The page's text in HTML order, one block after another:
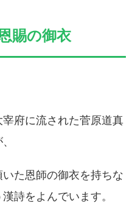
賜の御衣
府に流された菅原道真
た恩師の御衣を持ちな
詩をよんでいます。